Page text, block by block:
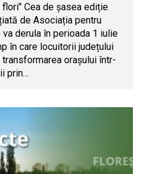
Cea de șasea ediție
de Asociația pentru
derula în perioada 1 iulie
în care locuitorii județului
orașului într-
prin…